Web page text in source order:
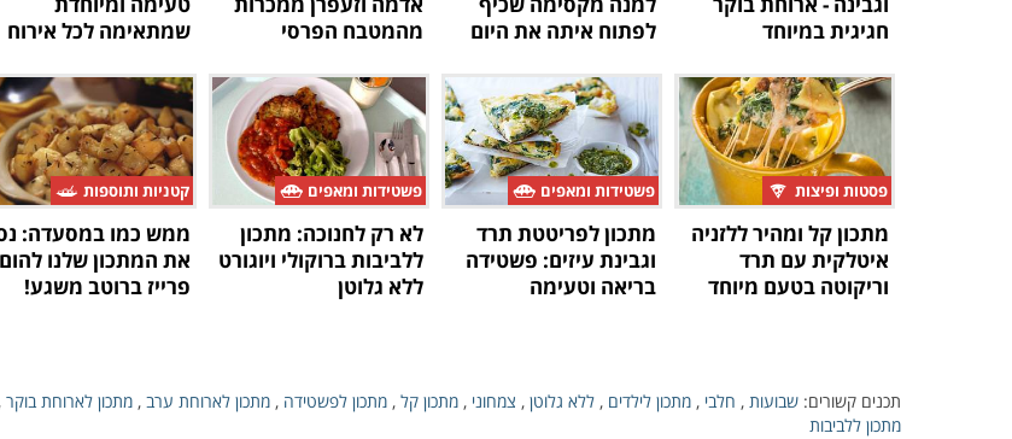
חגיגית במיוחד
לפתוח איתה את היום
מהמטבח הפרסי
שמתאימה לכל אירוח
פסטות ופיצות
מתכון קל ומהיר ללזניה
איטלקית עם תרד
וריקוטה בטעם מיוחד
פשטידות ומאפים
מתכון לפריטטת תרד
וגבינת עיזים: פשטידה
בריאה וטעימה
פשטידות ומאפים
לא רק לחנוכה: מתכון
ללביבות ברוקולי ויוגורט
ללא גלוטן
קטניות ותוספות
ממש כמו במסעדה:
את המתכון שלנו להום
פרייז ברוטב משגע!
תכנים קשורים: שבועות , חלבי , מתכון לילדים , ללא גלוטן , צמחוני , מתכון קל , מתכון לפשטידה , מתכון לארוחת ערב , מתכון לארוחת בוקר ,
מתכון ללביבות